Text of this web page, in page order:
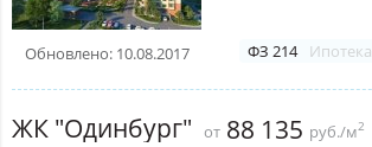
Обновлено: 10.08.2017 ФЗ 214 Ипотека
ЖК "Одинбург" от 88 135 руб./м2